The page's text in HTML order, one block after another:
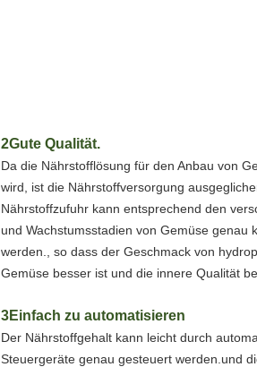
2Gute Qualität.
Da die Nährstofflösung für den Anbau von
wird, ist die Nährstoffversorgung
Nährstoffzufuhr kann entsprechend den
und Wachstumsstadien von Gemüse genau
werden., so dass der Geschmack von
Gemüse besser ist und die innere Qualität
3Einfach zu automatisieren
Der Nährstoffgehalt kann leicht durch
Steuergeräte genau gesteuert werden.und